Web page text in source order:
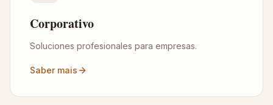
Corporativo
Soluciones profesionales para empresas.
Saber mais